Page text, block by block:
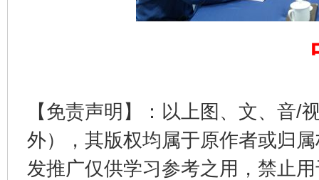
【免责声明】：以上图、文、音/
外），其版权均属于原作者或归
发推广仅供学习参考之用，禁止
这是一记警钟！ 谢